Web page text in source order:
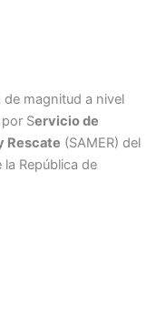
magnitud a nivel
Servicio de
Rescate (SAMER) del
República de